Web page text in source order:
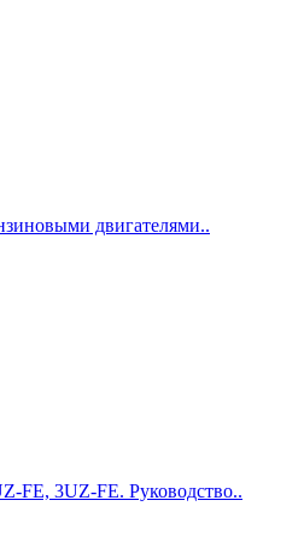
двигателями..
FE, 3UZ-FE. Руководство..